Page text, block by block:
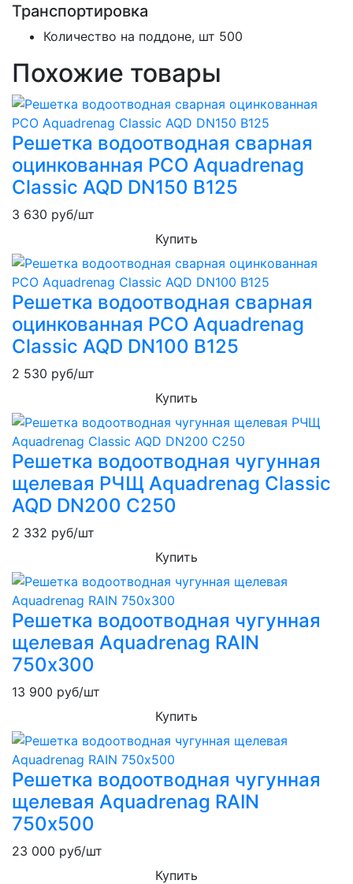
Транспортировка
Количество на поддоне, шт 500
Похожие товары
Решетка водоотводная сварная
оцинкованная РСО Aquadrenag
Classic AQD DN150 В125
3 630 руб/шт
Купить
Решетка водоотводная сварная
оцинкованная РСО Aquadrenag
Classic AQD DN100 В125
2 530 руб/шт
Купить
Решетка водоотводная чугунная
щелевая РЧЩ Aquadrenag Classic
AQD DN200 C250
2 332 руб/шт
Купить
Решетка водоотводная чугунная
щелевая Aquadrenag RAIN
750х300
13 900 руб/шт
Купить
Решетка водоотводная чугунная
щелевая Aquadrenag RAIN
750х500
23 000 руб/шт
Купить